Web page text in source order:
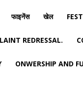
फाइनेंस खेल
REDRESSAL.
ONWERSHIP AND